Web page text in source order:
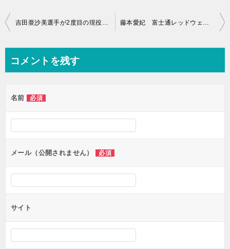
投
ビ
ー
シ
ン
吉田亜沙美選手が2度目の現役引退を発表 藤本愛妃 富士通レッドウェーブ（2020-2021シーズン）
コメントを残す
名前 必須
メール（公開されません） 必須
サイト